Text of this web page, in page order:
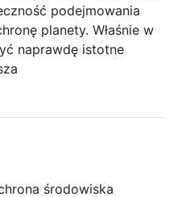
podejmowania
planety. Właśnie w
naprawdę istotne
środowiska